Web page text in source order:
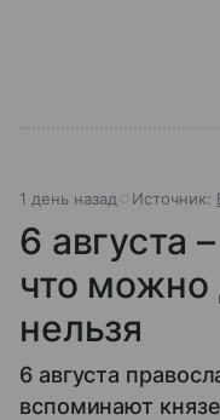
1 день назад Источник:
6 августа
что можно
нельзя
6 августа
вспоминают